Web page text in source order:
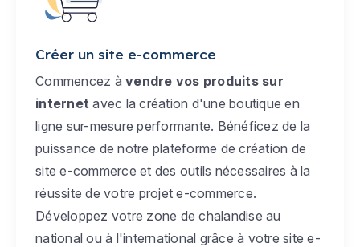
Créer un site e-commerce
Commencez à vendre vos produits sur
internet avec la création d'une boutique en
ligne sur-mesure performante. Bénéficez de la
puissance de notre plateforme de création de
site e-commerce et des outils nécessaires à la
réussite de votre projet e-commerce.
Développez votre zone de chalandise au
national ou à l'international grâce à votre site e-